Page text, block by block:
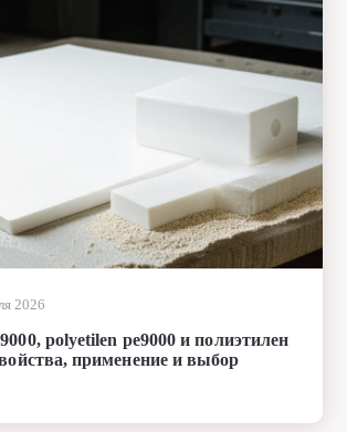
polyetilen pe9000 и полиэтилен
применение и выбор